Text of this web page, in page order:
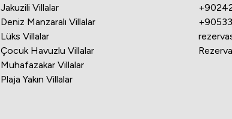
Jakuzili Villalar
Deniz Manzaralı Villalar
Lüks Villalar
Çocuk Havuzlu Villalar
Muhafazakar Villalar
Plaja Yakın Villalar